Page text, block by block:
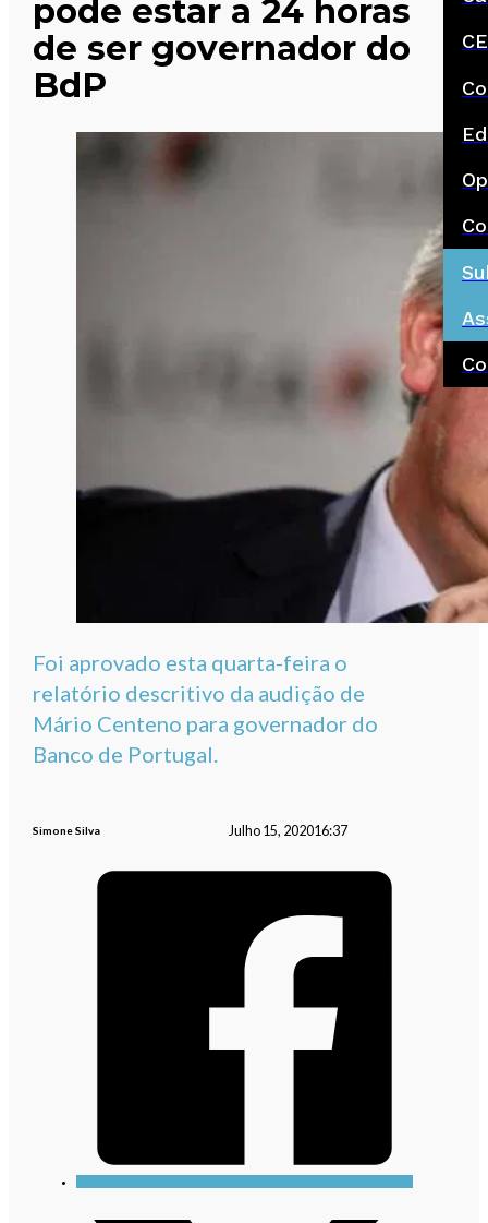
pode estar a 24 horas
de ser governador do
BdP
Foi aprovado esta quarta-feira o
relatório descritivo da audição de
Mário Centeno para governador do
Banco de Portugal.
Simone Silva Julho 15, 202016:37